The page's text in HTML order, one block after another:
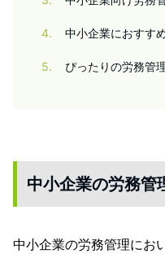
4 中小企業におすす
5 ぴったりの労務管
中小企業の労務管
中小企業の労務管理にお